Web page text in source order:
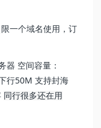
一个域名使用，订
器 空间容量：
行50M 支持封海
同行很多还在用